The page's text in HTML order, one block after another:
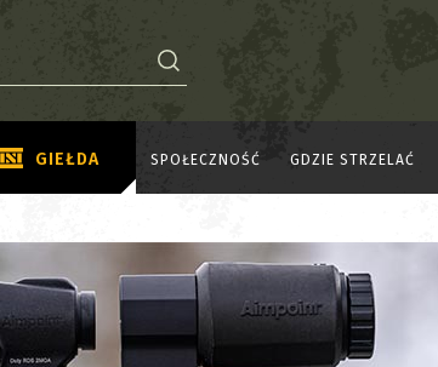
GIEŁDA SPOŁECZNOŚĆ GDZIE STRZELAĆ